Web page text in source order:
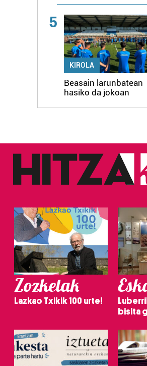
5
KIROLA
Beasain larunbatean
hasiko da jokoan
Zozketak
Lazkao Txikik 100 urte!
bisita